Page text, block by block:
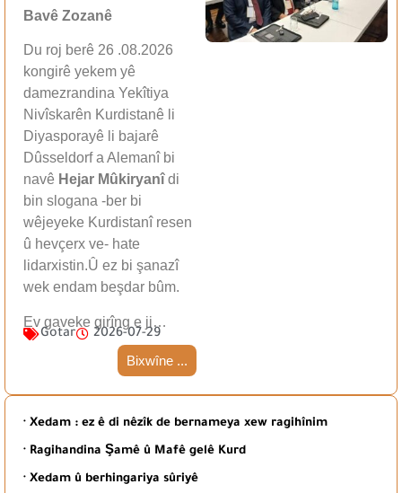
Bavê Zozanê
Du roj berê 26 .08.2026
kongirê yekem yê
damezrandina Yekîtiya
Nivîskarên Kurdistanê li
Diyasporayê li bajarê
Dûsseldorf a Alemanî bi
navê Hejar Mûkiryanîdi
bin slogana -ber bi
wêjeyeke Kurdistanî resen
û hevçerx ve- hate
lidarxistin.Û ez bi şanazî
wek endam beşdar bûm.
Ev gaveke girîng e ji…
Gotar 2026-07-29
Bixwîne ...
· Xedam : ez ê di nêzîk de bernameya xew ragihînim
· Ragihandina Şamê û Mafê gelê Kurd
· Xedam û berhingariya sûriyê